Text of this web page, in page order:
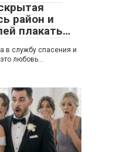
район и
плакать…
в службу спасения и
любовь…